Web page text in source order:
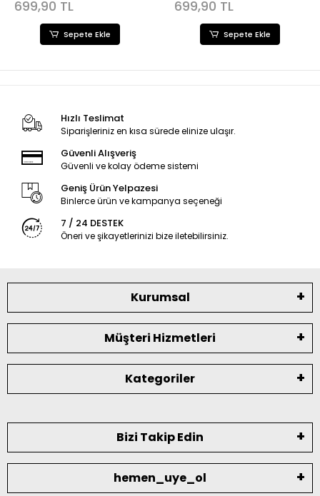
699,90 TL
Sepete Ekle
699,90 TL
Sepete Ekle
Hızlı Teslimat
Siparişleriniz en kısa sürede elinize ulaşır.
Güvenli Alışveriş
Güvenli ve kolay ödeme sistemi
Geniş Ürün Yelpazesi
Binlerce ürün ve kampanya seçeneği
7 / 24 DESTEK
Öneri ve şikayetlerinizi bize iletebilirsiniz.
Kurumsal
Müşteri Hizmetleri
Kategoriler
Bizi Takip Edin
hemen_uye_ol